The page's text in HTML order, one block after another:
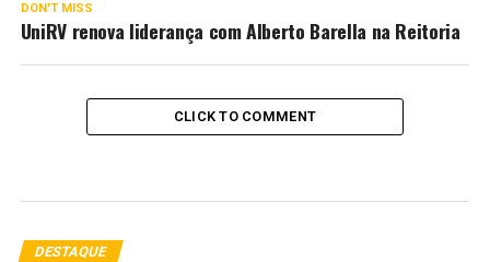
DON'T MISS
UniRV renova liderança com Alberto Barella na Reitoria
CLICK TO COMMENT
DESTAQUE